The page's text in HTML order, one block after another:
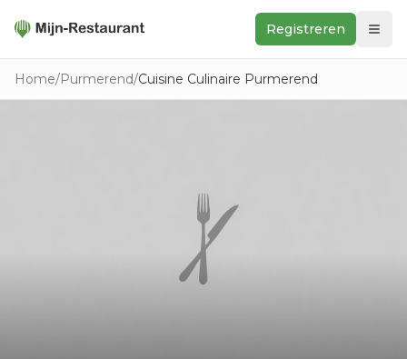
Registreren
Zoeken
Home/Purmerend/Cuisine Culinaire Purmerend